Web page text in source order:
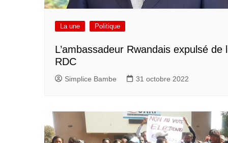
La une Politique
L’ambassadeur Rwandais expulsé de
RDC
Simplice Bambe 31 octobre 2022